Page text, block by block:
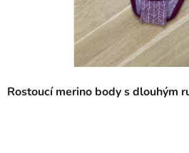
Rostoucí merino body s dlouhým